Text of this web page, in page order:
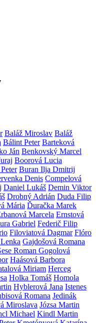
Baláž Miroslav Baláž
Bálint Peter Barteková
Ján Benkovský Marcel
Boorová Lucia
Buran Ilja Dmitrij
Denis Compelová
Daniel Lukáš Demin Viktor
Drobný Adrián Duda Filip
Mária Ďuračka Marek
Marcela Ernstová
Gabriel Federič Filip
Filoviatová Dagmar Flóro
Gajdošová Romana
Roman Gogolová
Haásová Barbora
Miriam Herceg
Holka Tomáš Homola
Hyblerová Jana Istenes
Romana Jedinák
Miroslava Józsa Martin
Michael Kindl Martin